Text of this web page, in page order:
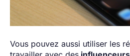
Vous pouvez aussi utiliser les